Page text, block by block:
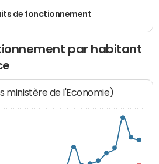
de fonctionnement
par habitant
ministère de l'Economie)